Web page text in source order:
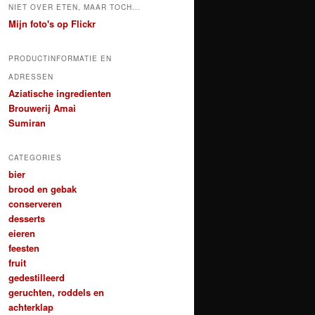
NIET OVER ETEN, MAAR TOCH...
Mijn foto's op Flickr
PRODUCTINFORMATIE EN
ADRESSEN
Aziatische ingredienten
Brouwerij Amai
Sumiran
CATEGORIES
bier
brood en gebak
conserveren
desserts
eieren
feesten
fruit
gedestilleerd
geruchten, roddels en
achterklap